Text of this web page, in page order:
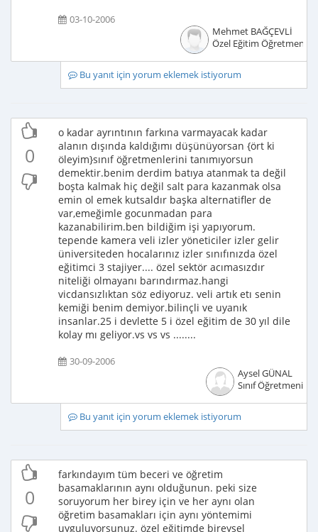
03-10-2006
Mehmet BAĞÇEVLİ
Özel Eğitim Öğretmeni
Bu yanıt için yorum eklemek istiyorum
0
o kadar ayrıntının farkına varmayacak kadar
alanın dışında kaldığımı düşünüyorsan {ört ki
öleyim}sınıf öğretmenlerini tanımıyorsun
demektir.benim derdim batıya atanmak ta değil
boşta kalmak hiç değil salt para kazanmak olsa
emin ol emek kutsaldır başka alternatifler de
var,emeğimle gocunmadan para
kazanabilirim.ben bildiğim işi yapıyorum.
tepende kamera veli izler yöneticiler izler gelir
üniversiteden hocalarınız izler sınıfınızda özel
eğitimci 3 stajiyer.... özel sektör acımasızdır
niteliği olmayanı barındırmaz.hangi
vicdansızlıktan söz ediyoruz. veli artık etı senin
kemiği benim demiyor.bilinçli ve uyanık
insanlar.25 i devlette 5 i özel eğitim de 30 yıl dile
kolay mı geliyor.vs vs vs ........
30-09-2006
Aysel GÜNAL
Sınıf Öğretmeni
Bu yanıt için yorum eklemek istiyorum
0
farkındayım tüm beceri ve öğretim
basamaklarının aynı olduğunun. peki size
soruyorum her birey için ve her aynı olan
öğretim basamakları için aynı yöntemimi
uyguluyorsunuz. özel eğitimde bireysel